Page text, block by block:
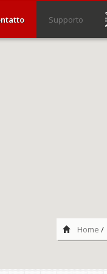
Supporto
Home /